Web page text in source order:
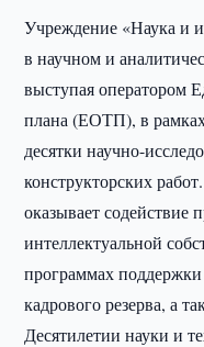
Учреждение «Наука и
в научном и
выступая оператором
плана (ЕОТП), в
десятки научно-
конструкторских
оказывает содействие
интеллектуальной
программах
кадрового резерва, а
Десятилетии науки и